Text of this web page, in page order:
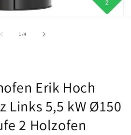
1/von
4
Erik Hoch
Links 5,5 kW Ø150
2 Holzofen